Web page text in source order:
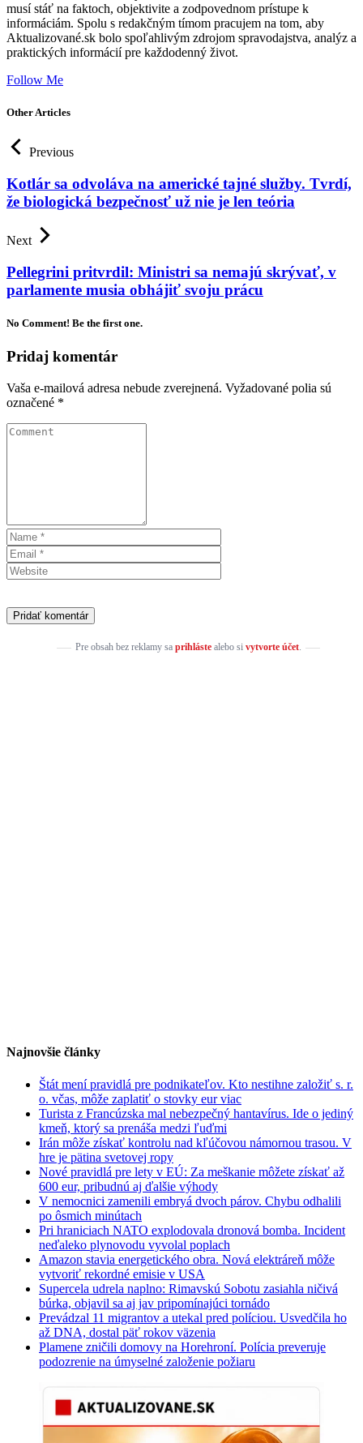
musí stáť na faktoch, objektivite a zodpovednom prístupe k
informáciám. Spolu s redakčným tímom pracujem na tom, aby
Aktualizované.sk bolo spoľahlivým zdrojom spravodajstva, analýz a
praktických informácií pre každodenný život.
Follow Me
Other Articles
Previous
Kotlár sa odvoláva na americké tajné služby. Tvrdí,
že biologická bezpečnosť už nie je len teória
Next
Pellegrini pritvrdil: Ministri sa nemajú skrývať, v
parlamente musia obhájiť svoju prácu
No Comment! Be the first one.
Pridaj komentár
Vaša e-mailová adresa nebude zverejnená. Vyžadované polia sú
označené *
Pre obsah bez reklamy sa prihlástealebo si vytvorte účet.
Najnovšie články
Štát mení pravidlá pre podnikateľov. Kto nestihne založiť s. r.
o. včas, môže zaplatiť o stovky eur viac
Turista z Francúzska mal nebezpečný hantavírus. Ide o jediný
kmeň, ktorý sa prenáša medzi ľuďmi
Irán môže získať kontrolu nad kľúčovou námornou trasou. V
hre je pätina svetovej ropy
Nové pravidlá pre lety v EÚ: Za meškanie môžete získať až
600 eur, pribudnú aj ďalšie výhody
V nemocnici zamenili embryá dvoch párov. Chybu odhalili
po ôsmich minútach
Pri hraniciach NATO explodovala dronová bomba. Incident
neďaleko plynovodu vyvolal poplach
Amazon stavia energetického obra. Nová elektráreň môže
vytvoriť rekordné emisie v USA
Supercela udrela naplno: Rimavskú Sobotu zasiahla ničivá
búrka, objavil sa aj jav pripomínajúci tornádo
Prevádzal 11 migrantov a utekal pred políciou. Usvedčila ho
až DNA, dostal päť rokov väzenia
Plamene zničili domovy na Horehroní. Polícia preveruje
podozrenie na úmyselné založenie požiaru